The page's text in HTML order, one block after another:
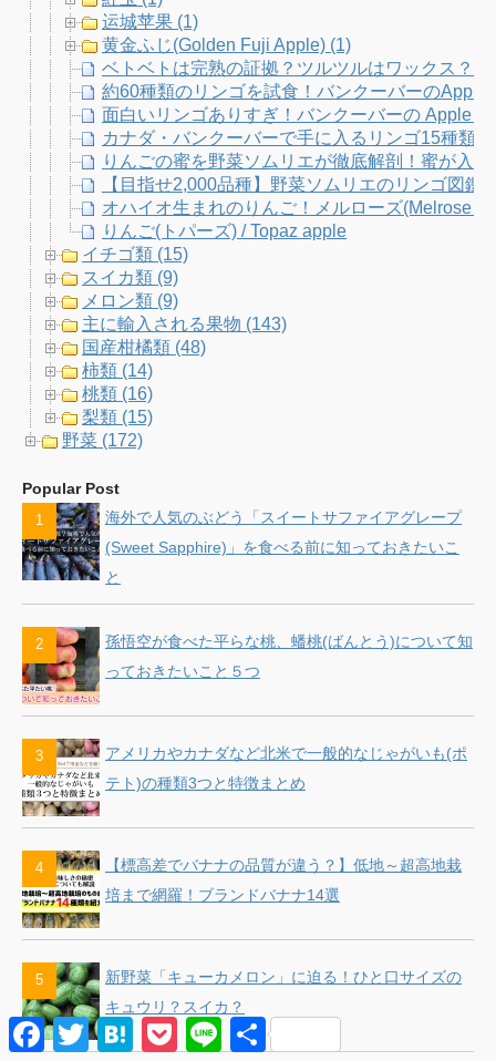
运城苹果 (1)
黄金ふじ(Golden Fuji Apple) (1)
ベトベトは完熟の証拠？ツルツルはワックス？
約60種類のリンゴを試食！バンクーバーのApple
面白いリンゴありすぎ！バンクーバーの Apple
カナダ・バンクーバーで手に入るリンゴ15種類
りんごの蜜を野菜ソムリエが徹底解剖！蜜が入
【目指せ2,000品種】野菜ソムリエのリンゴ図
オハイオ生まれのりんご！メルローズ(Melrose
りんご(トパーズ) / Topaz apple
イチゴ類 (15)
スイカ類 (9)
メロン類 (9)
主に輸入される果物 (143)
国産柑橘類 (48)
柿類 (14)
桃類 (16)
梨類 (15)
野菜 (172)
Popular Post
海外で人気のぶどう「スイートサファイアグレープ
(Sweet Sapphire)」を食べる前に知っておきたいこ
と
孫悟空が食べた平らな桃、蟠桃(ばんとう)について知
っておきたいこと５つ
アメリカやカナダなど北米で一般的なじゃがいも(ポ
テト)の種類3つと特徴まとめ
【標高差でバナナの品質が違う？】低地～超高地栽
培まで網羅！ブランドバナナ14選
新野菜「キューカメロン」に迫る！ひと口サイズの
キュウリ？スイカ？
F
a
T
w
H
P
L
共
有